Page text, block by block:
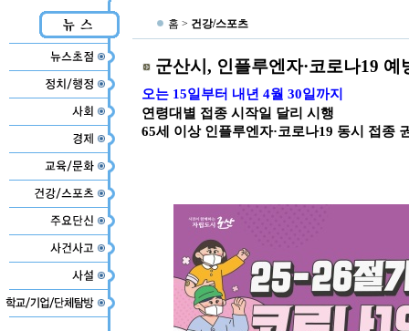
홈 > 건강/스포츠
군산시, 인플루엔자·코로나19 예
오는 15일부터 내년 4월 30일까지
연령대별 접종 시작일 달리 시행
65세 이상 인플루엔자·코로나19 동시 접종